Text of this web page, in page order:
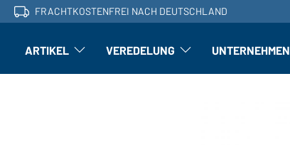
FRACHTKOSTENFREI NACH DEUTSCHLAND
ARTIKEL Artikel: Untermenü öffnen
VEREDELUNG Veredelung: Untermenü öffnen
UNTERNEHMEN